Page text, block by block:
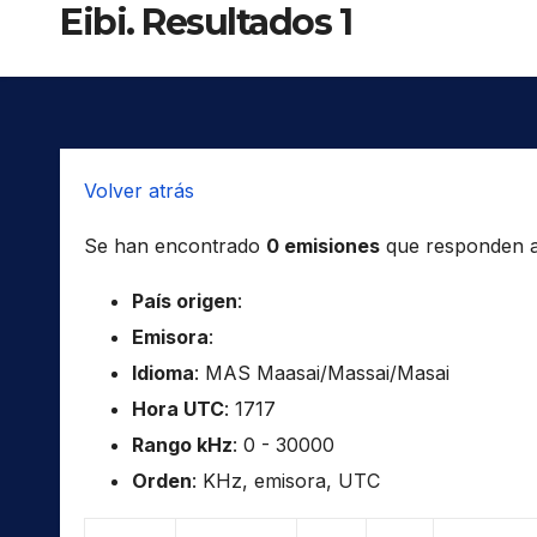
Eibi. Resultados 1
Volver atrás
Se han encontrado 0 emisiones que responden
País origen:
Emisora:
Idioma: MAS Maasai/Massai/Masai
Hora UTC: 1717
Rango kHz: 0 - 30000
Orden: KHz, emisora, UTC